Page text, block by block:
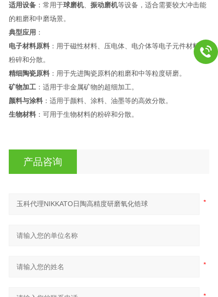
适用设备：常用于球磨机、 振动磨机等设备，适合需要较大冲击能
的粗磨和中磨场景。
典型应用 ：
电子材料原料：用于磁性材料、压电体、电介体等电子元件材料的
粉碎和分散。
精细陶瓷原料：用于先进陶瓷原料的粗磨和中等粒度研磨。
矿物加工：适用于非金属矿物的超细加工。
颜料与涂料：适用于颜料、涂料、油墨等的高效分散。
生物材料：可用于生物材料的粉碎和分散。
产品咨询